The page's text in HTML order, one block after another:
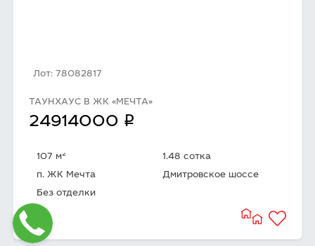
Лот: 78082817
ТАУНХАУС В ЖК «МЕЧТА»
24914000 q
107 м2
1.48 сотка
п. ЖК Мечта
Дмитровское шоссе
Без отделки